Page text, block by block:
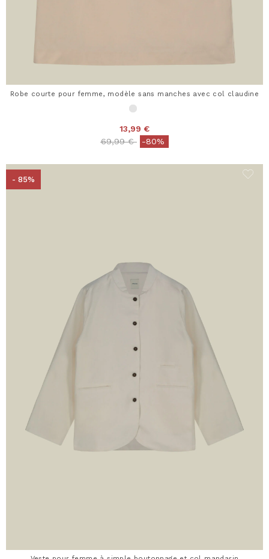
Robe courte pour femme, modèle sans manches avec col claudine
13,99 €
Price reduced from
69,99 €to-80%
- 85%